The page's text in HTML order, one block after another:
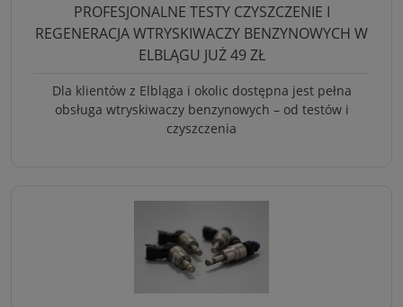
PROFESJONALNE TESTY CZYSZCZENIE I
REGENERACJA WTRYSKIWACZY BENZYNOWYCH W
ELBLĄGU JUŻ 49 ZŁ
Dla klientów z Elbląga i okolic dostępna jest pełna
obsługa wtryskiwaczy benzynowych – od testów i
czyszczenia